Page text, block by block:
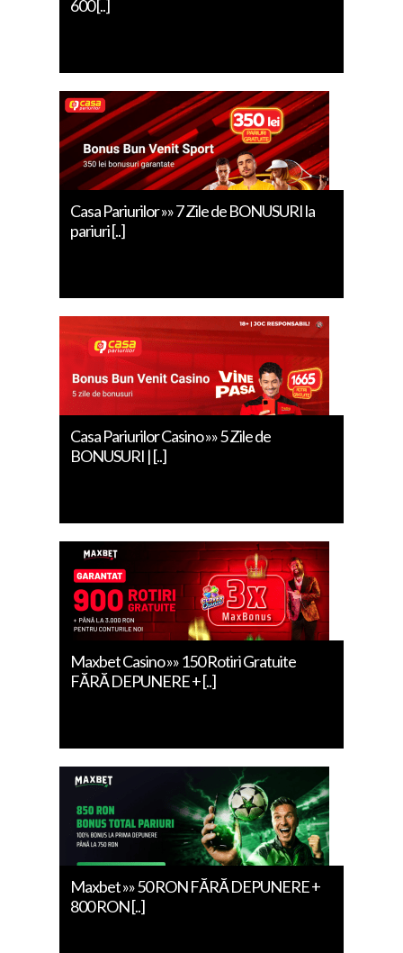
600 [..]
Casa Pariurilor »» 7 Zile de BONUSURI la
pariuri [..]
Casa Pariurilor Casino »» 5 Zile de
BONUSURI | [..]
Maxbet Casino »» 150 Rotiri Gratuite
FĂRĂ DEPUNERE + [..]
Maxbet »» 50 RON FĂRĂ DEPUNERE +
800 RON [..]